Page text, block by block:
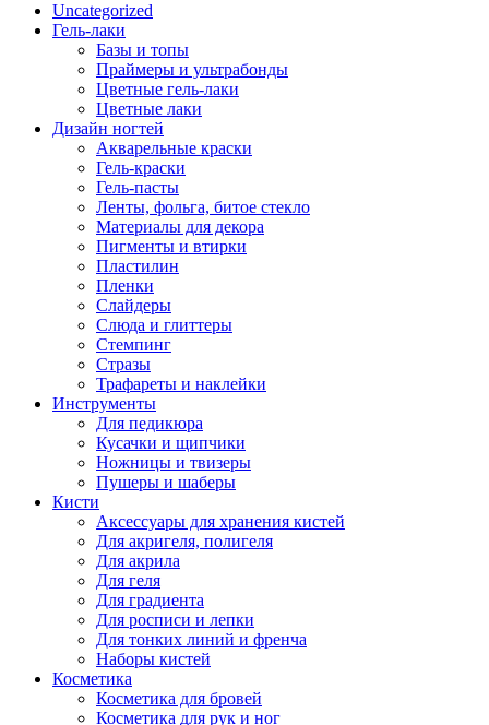
Uncategorized
Гель-лаки
Базы и топы
Праймеры и ультрабонды
Цветные гель-лаки
Цветные лаки
Дизайн ногтей
Акварельные краски
Гель-краски
Гель-пасты
Ленты, фольга, битое стекло
Материалы для декора
Пигменты и втирки
Пластилин
Пленки
Слайдеры
Слюда и глиттеры
Стемпинг
Стразы
Трафареты и наклейки
Инструменты
Для педикюра
Кусачки и щипчики
Ножницы и твизеры
Пушеры и шаберы
Кисти
Аксессуары для хранения кистей
Для акригеля, полигеля
Для акрила
Для геля
Для градиента
Для росписи и лепки
Для тонких линий и френча
Наборы кистей
Косметика
Косметика для бровей
Косметика для рук и ног